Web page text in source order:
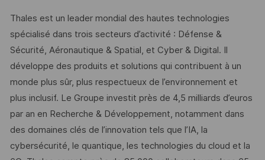
Thales est un leader mondial des hautes technologies
spécialisé dans trois secteurs d’activité : Défense &
Sécurité, Aéronautique & Spatial, et Cyber & Digital. Il
développe des produits et solutions qui contribuent à un
monde plus sûr, plus respectueux de l’environnement et
plus inclusif. Le Groupe investit près de 4,5 milliards d’euros
par an en Recherche & Développement, notamment dans
des domaines clés de l’innovation tels que l’IA, la
cybersécurité, le quantique, les technologies du cloud et la